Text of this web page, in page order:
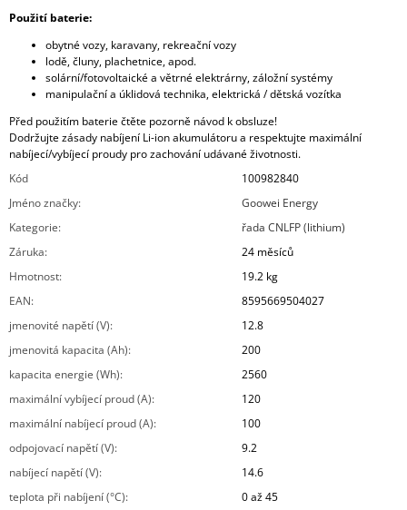
Použití baterie:
obytné vozy, karavany, rekreační vozy
lodě, čluny, plachetnice, apod.
solární/fotovoltaické a větrné elektrárny, záložní systémy
manipulační a úklidová technika, elektrická / dětská vozítka
Před použitím baterie čtěte pozorně návod k obsluze!
Dodržujte zásady nabíjení Li-ion akumulátoru a respektujte maximální
nabíjecí/vybíjecí proudy pro zachování udávané životnosti.
Kód
100982840
Jméno značky:
Goowei Energy
Kategorie:
řada CNLFP (lithium)
Záruka:
24 měsíců
Hmotnost:
19.2 kg
EAN:
8595669504027
jmenovité napětí (V):
12.8
jmenovitá kapacita (Ah):
200
kapacita energie (Wh):
2560
maximální vybíjecí proud (A):
120
maximální nabíjecí proud (A):
100
odpojovací napětí (V):
9.2
nabíjecí napětí (V):
14.6
teplota při nabíjení (°C):
0 až 45